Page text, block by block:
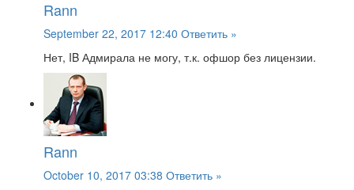
Rann
September 22, 2017 12:40 Ответить »
Нет, IB Адмирала не могу, т.к. офшор без лицензии.
Rann
October 10, 2017 03:38 Ответить »